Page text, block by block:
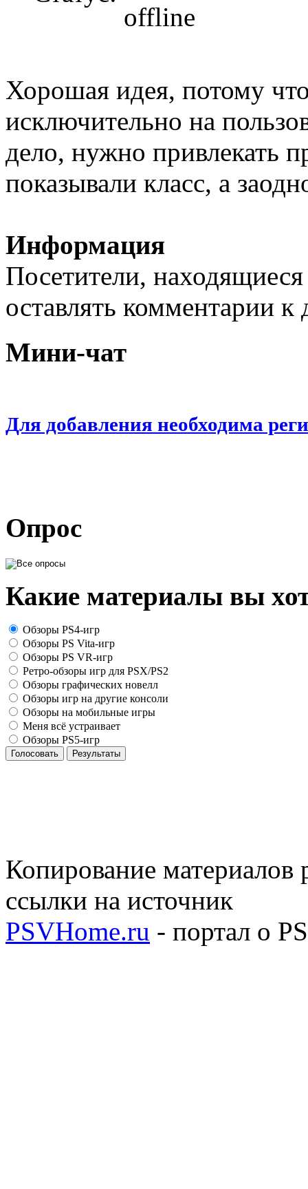
Хорошая идея, потому
исключительно на
дело, нужно привлекать
показывали класс, а
Информация
Посетители,
оставлять комментарии
Мини-чат
Для добавления необходима
Опрос
Какие материалы вы
Обзоры PS4-игр
Обзоры PS Vita-игр
Обзоры PS VR-игр
Ретро-обзоры игр для PSX/PS2
Обзоры графических новелл
Обзоры игр на другие консоли
Обзоры на мобильные игры
Меня всё устраивает
Обзоры PS5-игр
Голосовать Результаты
Копирование материалов
ссылки на источник
PSVHome.ru - портал о